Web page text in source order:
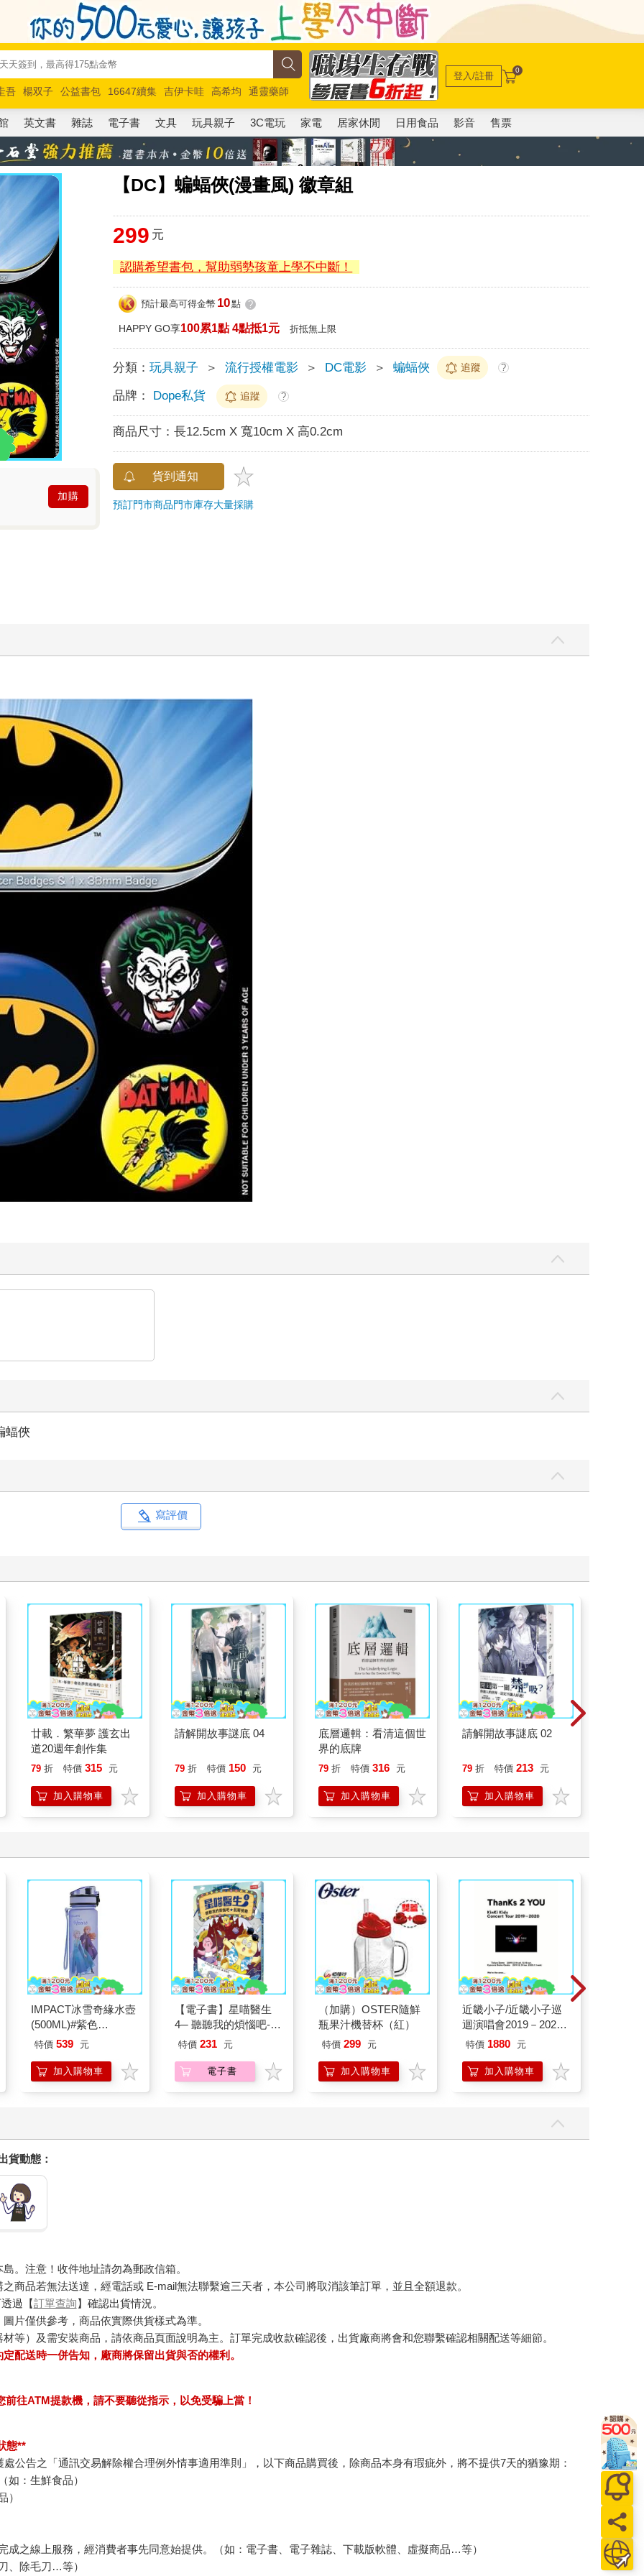
吾 楊双子 公益書包 16647續集 吉伊卡哇 高希均
通靈藥師
路邊攤新作
馬斯克 玩具總動員5 超慢跑
登入/註冊 0
英文書 雜誌 電子書 文具 玩具親子 3C電玩 家電 居家休閒 日用食品 影音 售票
【DC】蝙蝠俠(漫畫風) 徽章組
加購
299 元
認購希望書包，幫助弱勢孩童上學不中斷！
預計最高可得金幣 10點 ?
HAPPY GO享100累1點 4點抵1元 折抵無上限
分類：玩具親子 ＞ 流行授權電影 ＞ DC電影 ＞ 蝙蝠俠 追蹤 ?
品牌： Dope私貨 追蹤 ?
商品尺寸：長12.5cm X 寬10cm X 高0.2cm
貨到通知
預訂門市商品門市庫存大量採購
蝠俠
寫評價
廿載．繁華夢 護玄出
道20週年創作集
79 折 特價 315 元
加入購物車
請解開故事謎底 04
79 折 特價 150 元
加入購物車
底層邏輯：看清這個世
界的底牌
79 折 特價 316 元
加入購物車
請解開故事謎底 02
79 折 特價 213 元
加入購物車
IMPACT冰雪奇緣水壺
(500ML)#紫色
IMDSB01PL
特價 539 元
加入購物車
【電子書】星喵醫生
4─ 聽聽我的煩惱吧-假
期挑戰
特價 231 元
電子書
（加購）OSTER隨鮮
瓶果汁機替杯（紅）
特價 299 元
加入購物車
近畿小子/近畿小子巡
迴演唱會2019－2020
ThanKs 2 YOU 藍光初
特價 1880 元
加入購物車
貨動態：
。注意！收件地址請勿為郵政信箱。
商品若無法送達，經電話或 E-mail無法聯繫逾三天者，本公司將取消該筆訂單，並且全額退款。
過【訂單查詢】確認出貨情況。
片僅供參考，商品依實際供貨樣式為準。
等）及需安裝商品，請依商品頁面說明為主。訂單完成收款確認後，出貨廠商將會和您聯繫確認相關配送等細節。
配送時一併告知，廠商將保留出貨與否的權利。
往ATM提款機，請不要聽從指示，以免受騙上當！
態**
公告之「通訊交易解除權合理例外情事適用準則」，以下商品購買後，除商品本身有瑕疵外，將不提供7天的猶豫期：
如：生鮮食品）
）
成之線上服務，經消費者事先同意始提供。（如：電子書、電子雜誌、下載版軟體、虛擬商品…等）
、除毛刀…等）